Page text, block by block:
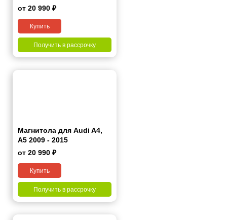
от 20 990 ₽
Купить
Получить в рассрочку
Магнитола для Audi A4,
A5 2009 - 2015
от 20 990 ₽
Купить
Получить в рассрочку